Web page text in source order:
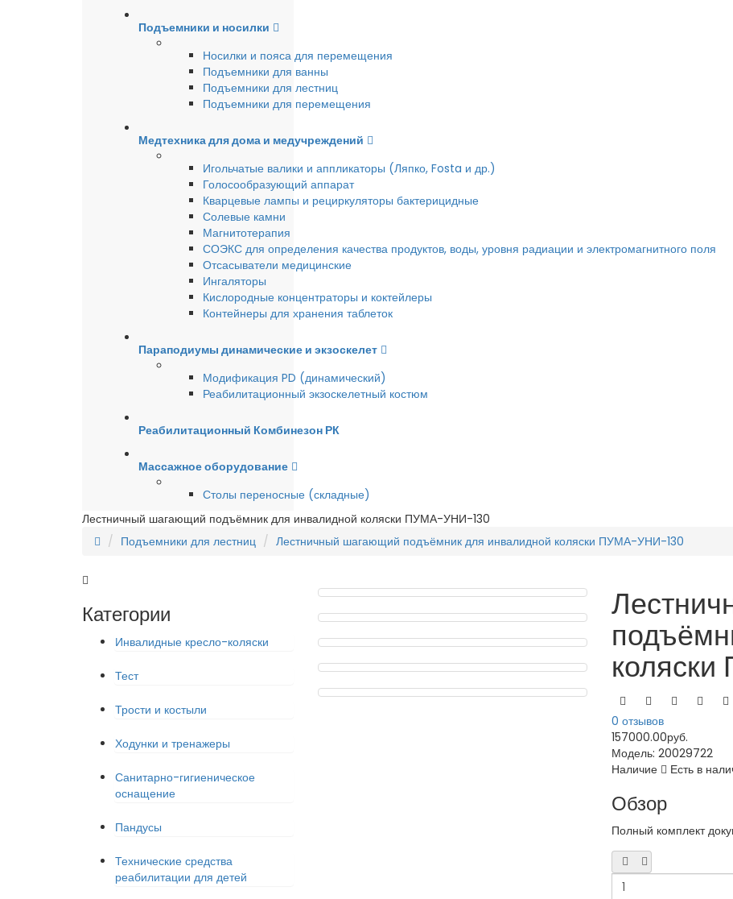
Подъемники и носилки
Носилки и пояса для перемещения
Подъемники для ванны
Подъемники для лестниц
Подъемники для перемещения
Медтехника для дома и медучреждений
Игольчатые валики и аппликаторы (Ляпко, Fosta и др.)
Голосообразующий аппарат
Кварцевые лампы и рециркуляторы бактерицидные
Солевые камни
Магнитотерапия
СОЭКС для определения качества продуктов, воды, уровня радиации и электромагнитного поля
Отсасыватели медицинские
Ингаляторы
Кислородные концентраторы и коктейлеры
Контейнеры для хранения таблеток
Параподиумы динамические и экзоскелет
Модификация PD (динамический)
Реабилитационный экзоскелетный костюм
Реабилитационный Комбинезон РК
Массажное оборудование
Столы переносные (складные)
Лестничный шагающий подъёмник для инвалидной коляски ПУМА-УНИ-130
Подъемники для лестниц
Лестничный шагающий подъёмник для инвалидной коляски ПУМА-УНИ-130
Категории
Инвалидные кресло-коляски
Тест
Трости и костыли
Ходунки и тренажеры
Санитарно-гигиеническое
оснащение
Пандусы
Технические средства
реабилитации для детей
0 отзывов
157000.00руб.
Модель:20029722
Наличие
Есть в
Обзор
Полный комплект